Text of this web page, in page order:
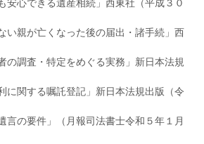
安心できる遺産相続」西東社（平成３０
い親が亡くなった後の届出・諸手続」西
調査・特定をめぐる実務」新日本法規
関する嘱託登記」新日本法規出版（令
言の要件」（月報司法書士令和５年１月